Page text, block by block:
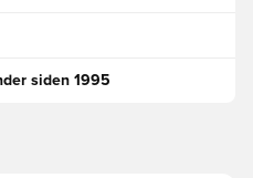
siden 1995